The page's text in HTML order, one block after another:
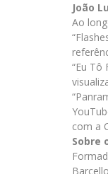
João
Ao
“Eu Tô
com a
Sobre